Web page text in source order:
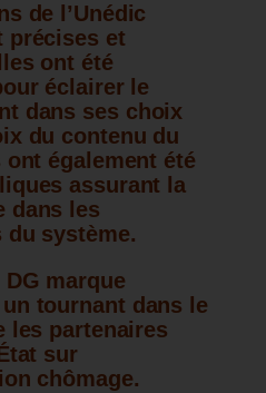
de l’Unédic
précises et
ont été
éclairer le
dans ses choix
du contenu du
ont également été
assurant la
dans les
du système.
marque
tournant dans le
les partenaires
sur
chômage.